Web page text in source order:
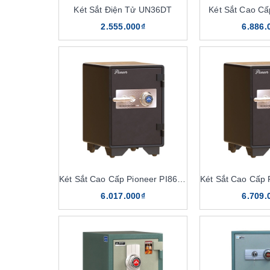
Két Sắt Điện Tử UN36DT
2.555.000₫
Két Sắt Cao
6.017.000₫